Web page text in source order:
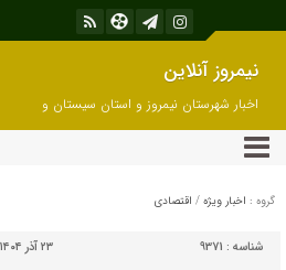
نیمروز آنلاین
اخبار شهرستان نیمروز و استان سیستان و
بلوچستان
گروه : اخبار ویژه / اقتصادی
شناسه : 9371
۲۳ آذر ۱۴۰۴ - ۰:۰۰